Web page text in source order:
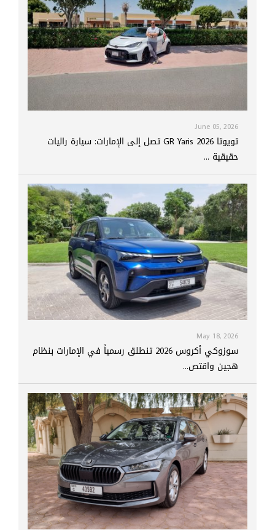
June 05, 2026
تويوتا GR Yaris 2026 تصل إلى الإمارات: سيارة راليات
حقيقية ...
May 18, 2026
سوزوكي أكروس 2026 تنطلق رسمياً في الإمارات بنظام
هجين واقتص...